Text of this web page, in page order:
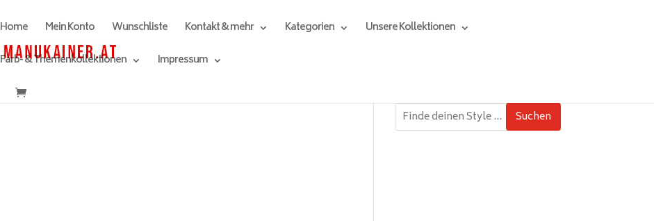
Home Mein Konto Wunschliste Kontakt & mehr Kategorien
Unsere Kollektionen
Farb- & Themenkollektionen
Impressum
Suchen